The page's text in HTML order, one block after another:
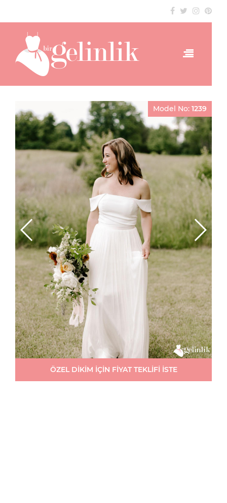
Model No: 1239
ÖZEL DİKİM İÇİN FİYAT TEKLİFİ İSTE